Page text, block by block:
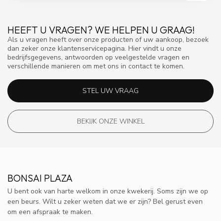
HEEFT U VRAGEN? WE HELPEN U GRAAG!
Als u vragen heeft over onze producten of uw aankoop, bezoek
dan zeker onze klantenservicepagina. Hier vindt u onze
bedrijfsgegevens, antwoorden op veelgestelde vragen en
verschillende manieren om met ons in contact te komen.
STEL UW VRAAG
BEKIJK ONZE WINKEL
BONSAI PLAZA
U bent ook van harte welkom in onze kwekerij. Soms zijn we op
een beurs. Wilt u zeker weten dat we er zijn? Bel gerust even
om een afspraak te maken.